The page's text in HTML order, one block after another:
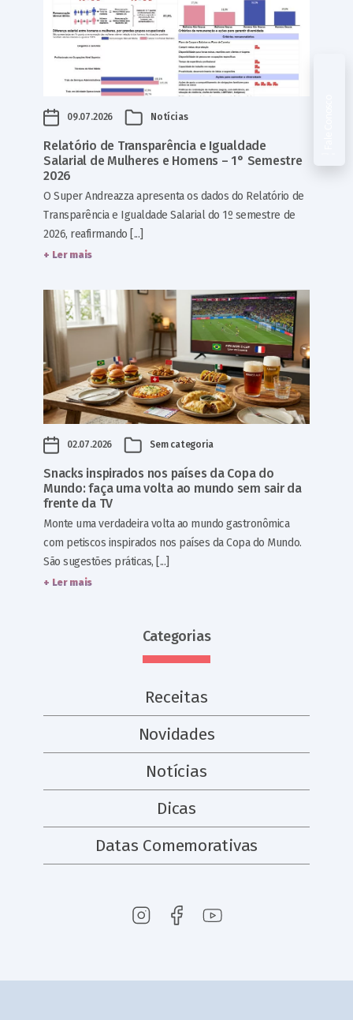
09.07.2026 Notícias
Relatório de Transparência e Igualdade
Salarial de Mulheres e Homens – 1° Semestre
2026
O Super Andreazza apresenta os dados do Relatório de
Transparência e Igualdade Salarial do 1º semestre de
2026, reafirmando [...]
+ Ler mais
02.07.2026 Sem categoria
Snacks inspirados nos países da Copa do
Mundo: faça uma volta ao mundo sem sair da
frente da TV
Monte uma verdadeira volta ao mundo gastronômica
com petiscos inspirados nos países da Copa do Mundo.
São sugestões práticas, [...]
+ Ler mais
Categorias
Receitas
Novidades
Notícias
Dicas
Datas Comemorativas